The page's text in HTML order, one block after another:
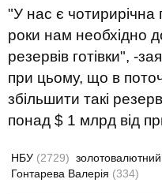
"У нас є чотирирічна
роки нам необхідно
резервів готівки", -
при цьому, що в
збільшити такі
понад $ 1 млрд від
НБУ (2729)
Гонтарева Валерія (334)